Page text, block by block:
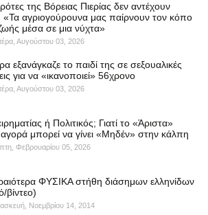
της Βόρειας Πιερίας δεν αντέχουν
«Τα αγριογούρουνα μας παίρνουν τον κόπο
μέσα σε μια νύχτα»
Αυγούστου 03, 2026
εξανάγκαζε το παιδί της σε σεξουαλικές
για να «ικανοποιεί» 56χρονο
Αυγούστου 03, 2026
ή Πολιτικός; Γιατί το «Άριστα»
μπορεί να γίνει «Μηδέν» στην κάλπη
Φεβρουαρίου 05, 2026
ΦΥΣΙΚΑ στήθη διάσημων ελληνίδων
βίντεο)
Νοεμβρίου 14, 2014